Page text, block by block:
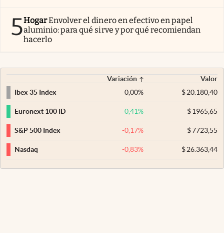
5HogarEnvolver el dinero en efectivo en papel
aluminio: para qué sirve y por qué recomiendan
hacerlo
Variación
Valor
Ibex 35 Index
0,00% $20.180,40
Euronext 100 ID 0,41% $1965,65
S&P 500 Index -0,17% $7723,55
Nasdaq -0,83% $26.363,44